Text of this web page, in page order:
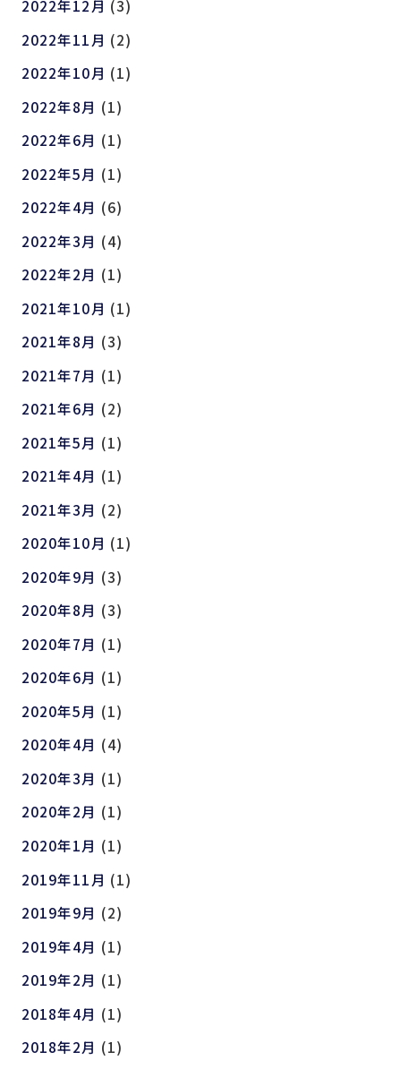
2022年12月 (3)
2022年11月 (2)
2022年10月 (1)
2022年8月 (1)
2022年6月 (1)
2022年5月 (1)
2022年4月 (6)
2022年3月 (4)
2022年2月 (1)
2021年10月 (1)
2021年8月 (3)
2021年7月 (1)
2021年6月 (2)
2021年5月 (1)
2021年4月 (1)
2021年3月 (2)
2020年10月 (1)
2020年9月 (3)
2020年8月 (3)
2020年7月 (1)
2020年6月 (1)
2020年5月 (1)
2020年4月 (4)
2020年3月 (1)
2020年2月 (1)
2020年1月 (1)
2019年11月 (1)
2019年9月 (2)
2019年4月 (1)
2019年2月 (1)
2018年4月 (1)
2018年2月 (1)